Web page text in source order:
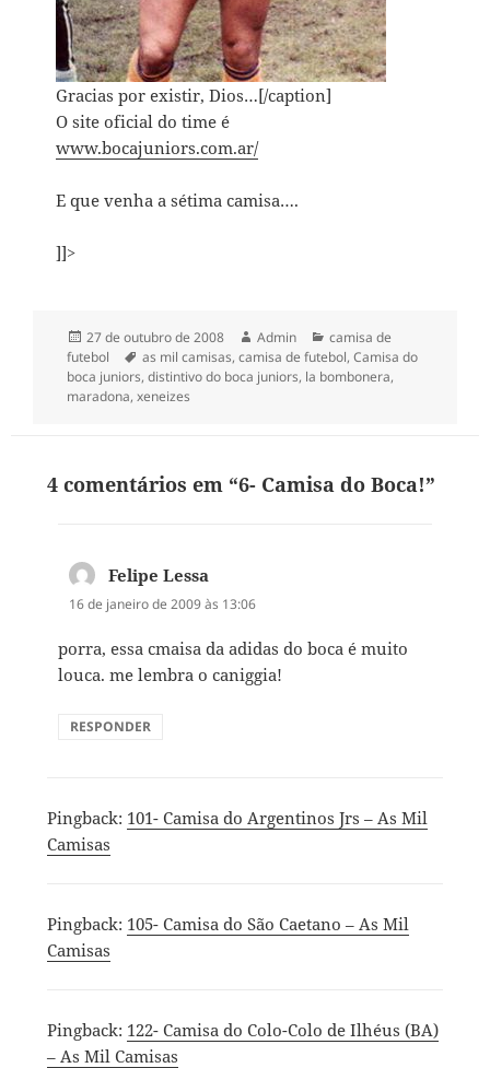
Gracias por existir, Dios…[/caption]
O site oficial do time é
www.bocajuniors.com.ar/
E que venha a sétima camisa….
]]>
Publicado
em
27 de outubro de 2008 Autor
Admin Categorias
camisa de
futebol
Tags
as mil camisas,camisa de futebol,Camisa do
boca juniors,distintivo do boca juniors, la bombonera,
maradona,xeneizes
4 comentários em “6- Camisa do Boca!”
Felipe Lessa
16 de janeiro de 2009 às 13:06
porra, essa cmaisa da adidas do boca é muito
louca. me lembra o caniggia!
RESPONDER
Pingback: 101- Camisa do Argentinos Jrs – As Mil
Camisas
Pingback: 105- Camisa do São Caetano – As Mil
Camisas
Pingback: 122- Camisa do Colo-Colo de Ilhéus (BA)
– As Mil Camisas